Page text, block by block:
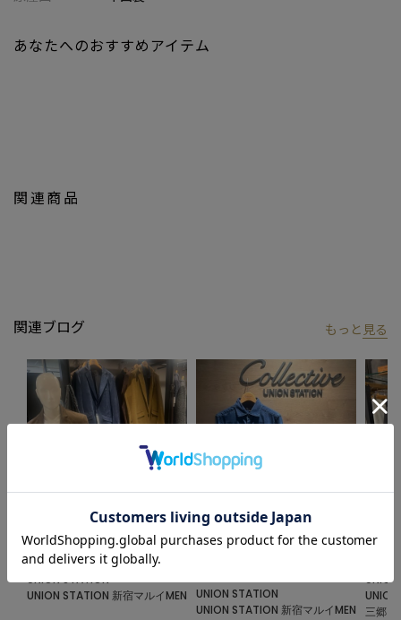
同素材のスラックスを合わせセットアップとしても着用出来ま
私たちは服を通してみなさまの心が明るくなったりワクワクした
り、ささやかな高揚感を感じていただけるような”おしゃれ着”を
お届けします。
※画像はサンプルです。仕様が変更になることがありますのであ
らかじめご了承ください。
※商品の色味につきまして、お客様のお使いのPCのモニター環
※屋外での撮影画像は光の加減で、実際の商品より明るく見える
場合があります。商品の色味は生地アップ・スタジオ撮影の画像
をご参考ください。
関連商品
あなたへのおすすめアイテム
関連ブログ もっと 見る
2024.10.19
ジャケット沢山あります！
UNION STATION
UNION STATION 新宿マルイMEN
2024.10.10
UNION STATION
UNION STATION 新宿マルイMEN
三郷